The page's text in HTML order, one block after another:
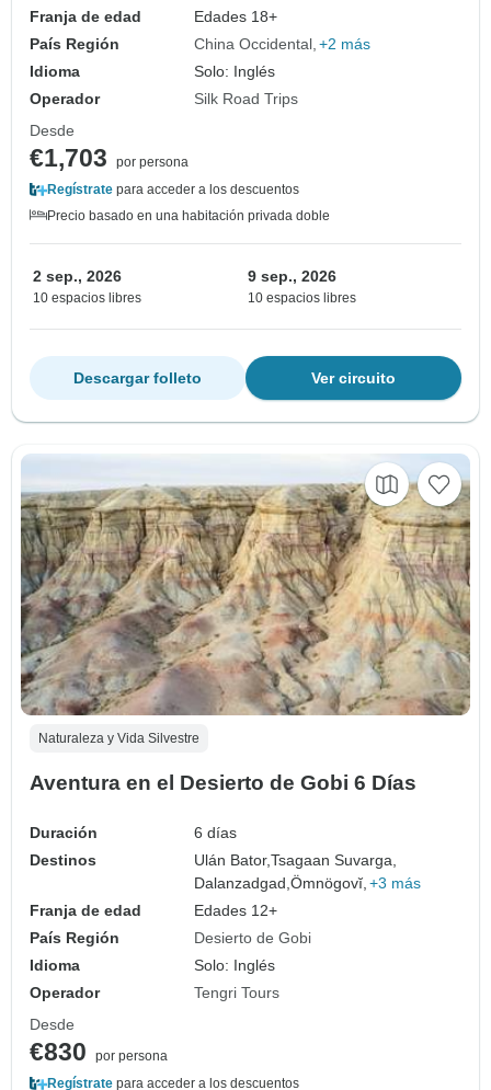
Franja de edad
Edades 18+
País Región
China Occidental +2 más
Idioma
Solo: Inglés
Operador
Silk Road Trips
Desde
€1,703
por persona
Regístrate para acceder a los descuentos
Precio basado en una habitación privada doble
2 sep., 2026
10 espacios libres
9 sep., 2026
10 espacios libres
Ver circuito
Descargar folleto
Naturaleza y Vida Silvestre
Aventura en el Desierto de Gobi 6 Días
Duración
6 días
Destinos
Ulán Bator,Tsagaan Suvarga,
Dalanzadgad,Ömnögovĭ, +3 más
Franja de edad
Edades 12+
País Región
Desierto de Gobi
Idioma
Solo: Inglés
Operador
Tengri Tours
Desde
€830
por persona
Regístrate para acceder a los descuentos